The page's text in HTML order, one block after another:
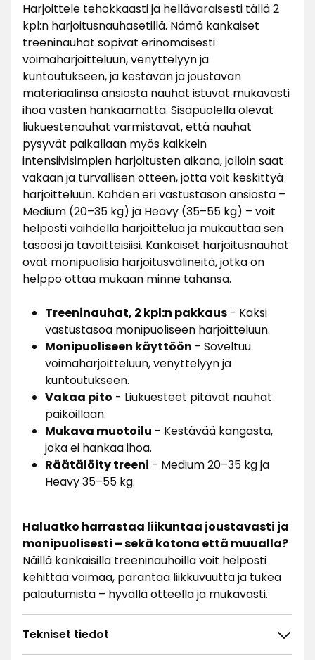
Harjoittele tehokkaasti ja hellävaraisesti tällä 2
kpl:n harjoitusnauhasetillä. Nämä kankaiset
treeninauhat sopivat erinomaisesti
voimaharjoitteluun, venyttelyyn ja
kuntoutukseen, ja kestävän ja joustavan
materiaalinsa ansiosta nauhat istuvat mukavasti
ihoa vasten hankaamatta. Sisäpuolella olevat
liukuestenauhat varmistavat, että nauhat
pysyvät paikallaan myös kaikkein
intensiivisimpien harjoitusten aikana, jolloin saat
vakaan ja turvallisen otteen, jotta voit keskittyä
harjoitteluun. Kahden eri vastustason ansiosta –
Medium (20–35 kg) ja Heavy (35–55 kg) – voit
helposti vaihdella harjoittelua ja mukauttaa sen
tasoosi ja tavoitteisiisi. Kankaiset harjoitusnauhat
ovat monipuolisia harjoitusvälineitä, jotka on
helppo ottaa mukaan minne tahansa.
Treeninauhat, 2 kpl:n pakkaus - Kaksi
vastustasoa monipuoliseen harjoitteluun.
Monipuoliseen käyttöön - Soveltuu
voimaharjoitteluun, venyttelyyn ja
kuntoutukseen.
Vakaa pito - Liukuesteet pitävät nauhat
paikoillaan.
Mukava muotoilu - Kestävää kangasta,
joka ei hankaa ihoa.
Räätälöity treeni - Medium 20–35 kg ja
Heavy 35–55 kg.
Haluatko harrastaa liikuntaa joustavasti ja
monipuolisesti – sekä kotona että muualla?
Näillä kankaisilla treeninauhoilla voit helposti
kehittää voimaa, parantaa liikkuvuutta ja tukea
palautumista – hyvällä otteella ja mukavasti.
Tekniset tiedot